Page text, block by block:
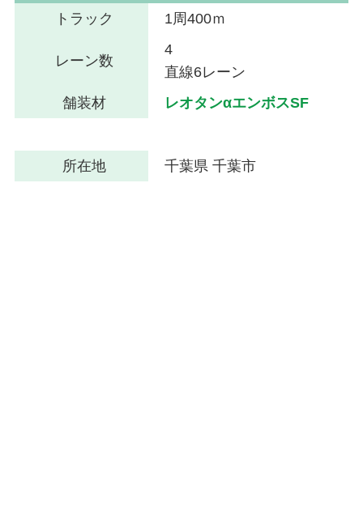
トラック 1周400ｍ
レーン数
4
直線6レーン
舗装材
レオタンαエンボスSF
所在地 千葉県 千葉市